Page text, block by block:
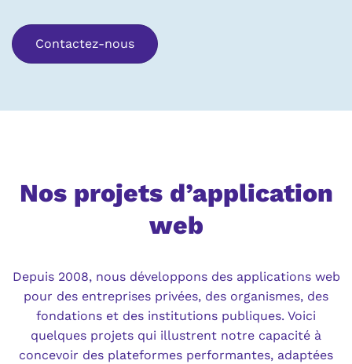
Contactez-nous
Nos projets d’application
web
Depuis 2008, nous développons des applications web
pour des entreprises privées, des organismes, des
fondations et des institutions publiques. Voici
quelques projets qui illustrent notre capacité à
concevoir des plateformes performantes, adaptées